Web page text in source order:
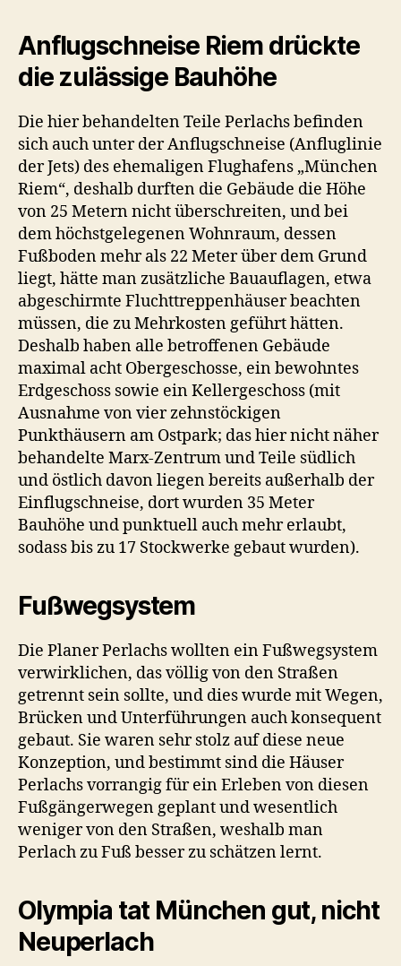
Anflugschneise Riem drückte
die zulässige Bauhöhe
Die hier behandelten Teile Perlachs befinden
sich auch unter der Anflugschneise (Anfluglinie
der Jets) des ehemaligen Flughafens „München
Riem“, deshalb durften die Gebäude die Höhe
von 25 Metern nicht überschreiten, und bei
dem höchstgelegenen Wohnraum, dessen
Fußboden mehr als 22 Meter über dem Grund
liegt, hätte man zusätzliche Bauauflagen, etwa
abgeschirmte Fluchttreppenhäuser beachten
müssen, die zu Mehrkosten geführt hätten.
Deshalb haben alle betroffenen Gebäude
maximal acht Obergeschosse, ein bewohntes
Erdgeschoss sowie ein Kellergeschoss (mit
Ausnahme von vier zehnstöckigen
Punkthäusern am Ostpark; das hier nicht näher
behandelte Marx-Zentrum und Teile südlich
und östlich davon liegen bereits außerhalb der
Einflugschneise, dort wurden 35 Meter
Bauhöhe und punktuell auch mehr erlaubt,
sodass bis zu 17 Stockwerke gebaut wurden).
Fußwegsystem
Die Planer Perlachs wollten ein Fußwegsystem
verwirklichen, das völlig von den Straßen
getrennt sein sollte, und dies wurde mit Wegen,
Brücken und Unterführungen auch konsequent
gebaut. Sie waren sehr stolz auf diese neue
Konzeption, und bestimmt sind die Häuser
Perlachs vorrangig für ein Erleben von diesen
Fußgängerwegen geplant und wesentlich
weniger von den Straßen, weshalb man
Perlach zu Fuß besser zu schätzen lernt.
Olympia tat München gut, nicht
Neuperlach